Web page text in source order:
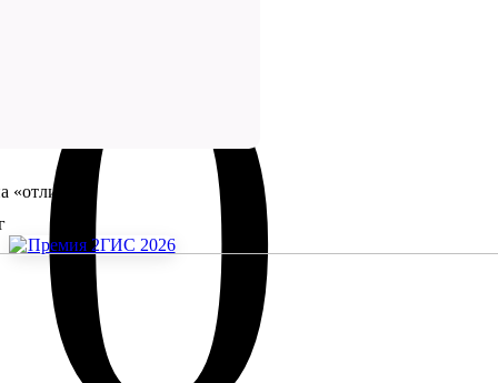
«отлично»